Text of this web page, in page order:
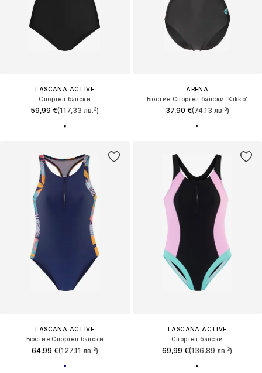
LASCANA ACTIVE
Спортен бански
59,99 €(117,33 лв.³)
ARENA
Бюстие Спортен бански 'Kikko'
37,90 €(74,13 лв.³)
LASCANA ACTIVE
Бюстие Спортен бански
64,99 €(127,11 лв.³)
LASCANA ACTIVE
Спортен бански
69,99 €(136,89 лв.³)